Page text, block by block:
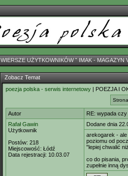
WIERSZE UŻYTKOWNIKÓWˇ IMAK - MAGAZYN
Zobacz Temat
poezja polska - serwis internetowy | POEZJA I
Autor
RE: wypada
Rafał Gawin
Użytkownik
Postów: 218
Miejscowość: Łódź
Data rejestracji: 10.03.07
Dodane dnia
arekogarek -
poziomu od
"lepiej chwalić
co do pisania,
zupełnie inną